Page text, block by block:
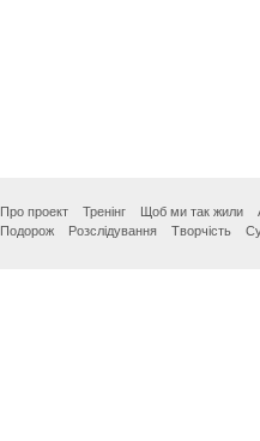
Про проект Тренінг Щоб ми так жили
Подорож
Розслідування Творчість